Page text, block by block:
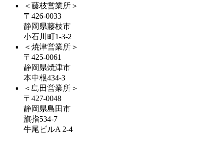
＜藤枝営業所＞
〒426-0033
静岡県藤枝市
小石川町1-3-2
＜焼津営業所＞
〒425-0061
静岡県焼津市
本中根434-3
＜島田営業所＞
〒427-0048
静岡県島田市
旗指534-7
牛尾ビルA 2-4